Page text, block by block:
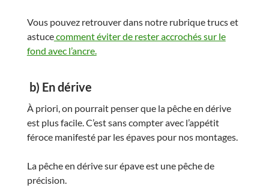
Vous pouvez retrouver dans notre rubrique trucs et
astucecomment éviter de rester accrochés sur le
fond avec l’ancre.
b) En dérive
À priori, on pourrait penser que la pêche en dérive
est plus facile. C’est sans compter avec l’appétit
féroce manifesté par les épaves pour nos montages.
La pêche en dérive sur épave est une pêche de
précision.